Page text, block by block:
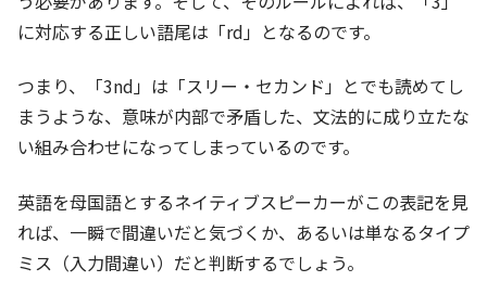
に対応する正しい語尾は「rd」となるのです。
つまり、「3nd」は「スリー・セカンド」とでも読めてし
まうような、意味が内部で矛盾した、文法的に成り立たな
い組み合わせになってしまっているのです。
英語を母国語とするネイティブスピーカーがこの表記を見
れば、一瞬で間違いだと気づくか、あるいは単なるタイプ
ミス（入力間違い）だと判断するでしょう。